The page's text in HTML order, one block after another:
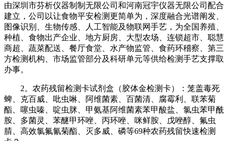
由深圳市芬析仪器制制无限公司和河南冠宇仪器无限公司配合
建立，公司以让食物平安检测更简单为，深度融合光谱阐发、
图像识别、生物传感、人工智能及物联网手艺，为全国养殖、
种植、食物出产企业、地方厨房、大型农场、连锁超市、聪慧
商超、蔬菜配送、餐厅食堂、水产物监管、食药环稽察、第三
方检测机构、市场监管部分及科研单元等供给检测手艺支撑取
办事。
2。农药残留检测卡试剂盒（胶体金检测卡）：笼盖毒死
蜱、克百威、吡虫啉、阿维菌素、百菌清、腐霉利、联苯菊
酯、噻虫嗪、啶虫脒、甲氨基阿维菌素苯甲酸盐、氯虫苯甲酰
胺、多菌灵、苯醚甲环唑、丙环唑、咪鲜胺、戊唑醇、氟虫
腈、高效氯氟氰菊酯、灭多威、磷等69种农药残留快速检测